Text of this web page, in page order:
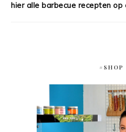
hier alle barbecue recepten op
#SHOP